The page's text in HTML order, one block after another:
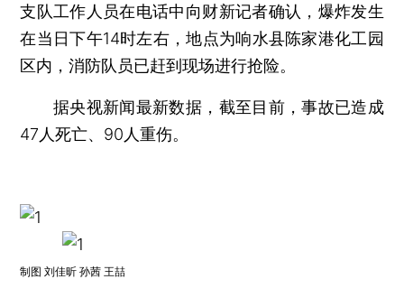
支队工作人员在电话中向财新记者确认，爆炸发生
在当日下午14时左右，地点为响水县陈家港化工园
区内，消防队员已赶到现场进行抢险。
据央视新闻最新数据，截至目前，事故已造成
47人死亡、90人重伤。
制图 刘佳昕 孙茜 王喆